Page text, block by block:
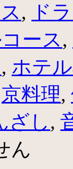
,
ド
ース,
, ホテ
京料理,
ざし ,
ん